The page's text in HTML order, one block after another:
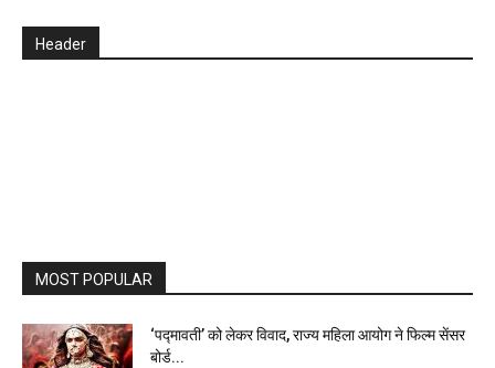
Header
MOST POPULAR
‘पद्मावती’ को लेकर विवाद, राज्य महिला आयोग ने फिल्म सेंसर
बोर्ड...